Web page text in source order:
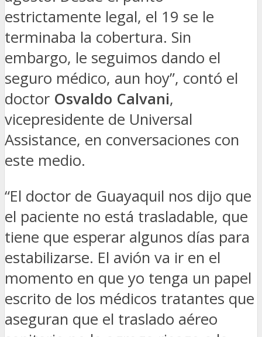
estrictamente legal, el 19 se le
terminaba la cobertura. Sin
embargo, le seguimos dando el
seguro médico, aun hoy”, contó el
doctor Osvaldo Calvani,
vicepresidente de Universal
Assistance, en conversaciones con
este medio.
“El doctor de Guayaquil nos dijo que
el paciente no está trasladable, que
tiene que esperar algunos días para
estabilizarse. El avión va ir en el
momento en que yo tenga un papel
escrito de los médicos tratantes que
aseguran que el traslado aéreo